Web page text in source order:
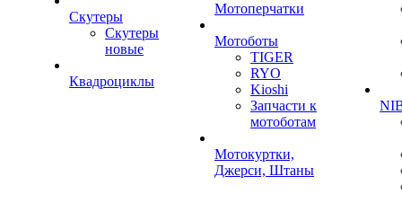
Скутеры
Скутеры
новые
Квадроциклы
Мотоперчатки
Мотоботы
TIGER
RYO
Kioshi
Запчасти к
мотоботам
Мотокуртки,
Джерси, Штаны